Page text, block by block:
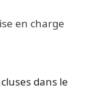
en charge
dans le